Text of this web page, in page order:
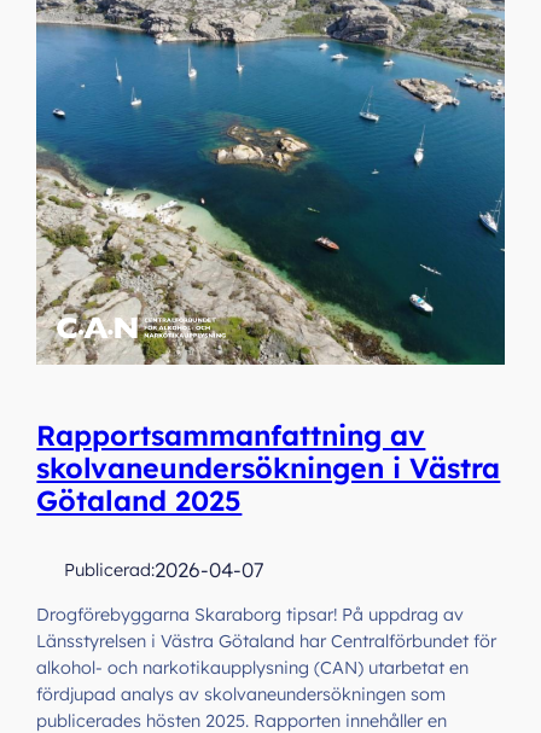
Rapportsammanfattning av
skolvaneundersökningen i Västra
Götaland 2025
Publicerad:2026-04-07
Drogförebyggarna Skaraborg tipsar! På uppdrag av
Länsstyrelsen i Västra Götaland har Centralförbundet för
alkohol- och narkotikaupplysning (CAN) utarbetat en
fördjupad analys av skolvaneundersökningen som
publicerades hösten 2025. Rapporten innehåller en